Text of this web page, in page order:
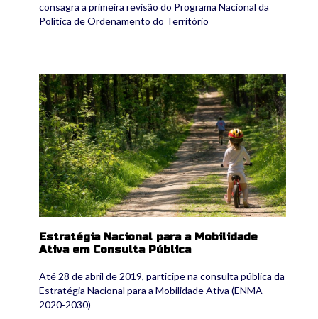
consagra a primeira revisão do Programa Nacional da
Política de Ordenamento do Território
enma.jpg
Estratégia Nacional para a Mobilidade
Ativa em Consulta Pública
Até 28 de abril de 2019, participe na consulta pública da
Estratégia Nacional para a Mobilidade Ativa (ENMA
2020-2030)